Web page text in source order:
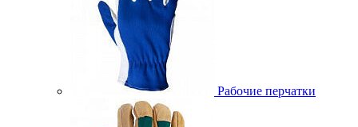
Рабочие перчатки